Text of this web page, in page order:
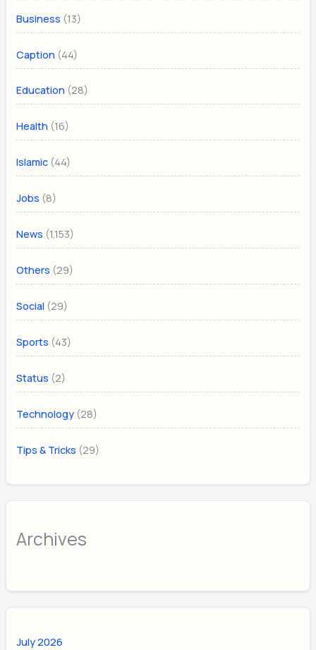
Business (13)
Caption (44)
Education (28)
Health (16)
Islamic (44)
Jobs (8)
News (1,153)
Others (29)
Social (29)
Sports (43)
Status (2)
Technology (28)
Tips & Tricks (29)
Archives
July 2026